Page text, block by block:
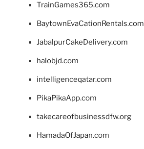
TrainGames365.com
BaytownEvaCationRentals.com
JabalpurCakeDelivery.com
halobjd.com
intelligenceqatar.com
PikaPikaApp.com
takecareofbusinessdfw.org
HamadaOfJapan.com